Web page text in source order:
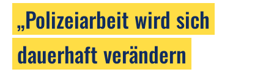
„Polizeiarbeit wird sich
dauerhaft verändern